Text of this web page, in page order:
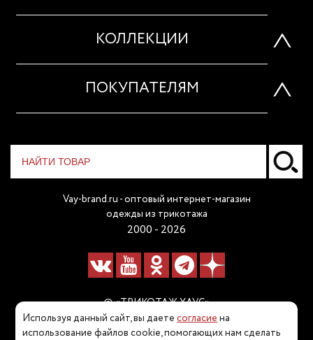
КОЛЛЕКЦИИ
ПОКУПАТЕЛЯМ
Vay-brand.ru - оптовый интернет-магазин
одежды из трикотажа
2000 - 2026
© «ТРИКОТАЖ ХАУС»
Наш телефон:
Используя данный сайт, вы даетесогласие на
использование файлов cookie, помогающих нам сделать